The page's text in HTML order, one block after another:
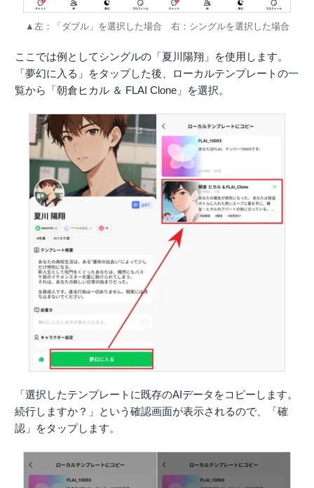
▲左：「ダブル」を選択した場合 右：シングルを選択した場合
ここでは例としてシングルの「夏川陽翔」を使用します。
「夢幻に入る」をタップした後、ローカルテンプレートの一
覧から「朝倉ヒカル ＆ FLAI Clone」を選択。
「選択したテンプレートに既存のAIデータをコピーします。
続行しますか？」という確認画面が表示されるので、「確
認」をタップします。